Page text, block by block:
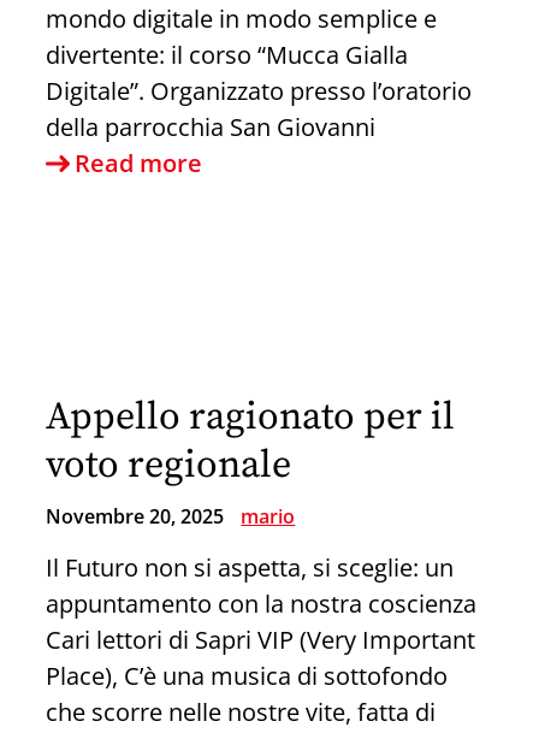
mondo digitale in modo semplice e
divertente: il corso “Mucca Gialla
Digitale”. Organizzato presso l’oratorio
della parrocchia San Giovanni
Read more
Sapri:
Impara
l’Informatica
con
il
Metodo
APPO
Appello ragionato per il
voto regionale
Novembre 20, 2025 mario
Il Futuro non si aspetta, si sceglie: un
appuntamento con la nostra coscienza
Cari lettori di Sapri VIP (Very Important
Place), C’è una musica di sottofondo
che scorre nelle nostre vite, fatta di